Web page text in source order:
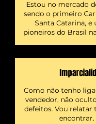
Estou no mercado
sendo o primeiro
Santa Catarina, e
pioneiros do Brasil
Como não tenho
vendedor, não
defeitos. Vou relatar
encontrar.